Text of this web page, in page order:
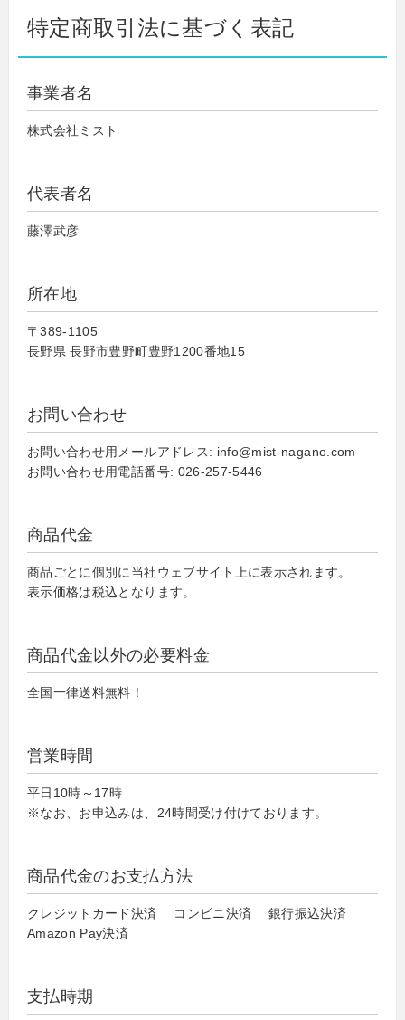
特定商取引法に基づく表記
事業者名
株式会社ミスト
代表者名
藤澤武彦
所在地
〒389-1105
長野県 長野市豊野町豊野1200番地15
お問い合わせ
お問い合わせ用メールアドレス: info@mist-nagano.com
お問い合わせ用電話番号: 026-257-5446
商品代金
商品ごとに個別に当社ウェブサイト上に表示されます。
表示価格は税込となります。
商品代金以外の必要料金
全国一律送料無料！
営業時間
平日10時～17時
※なお、お申込みは、24時間受け付けております。
商品代金のお支払方法
クレジットカード決済 コンビニ決済 銀行振込決済
Amazon Pay決済
支払時期